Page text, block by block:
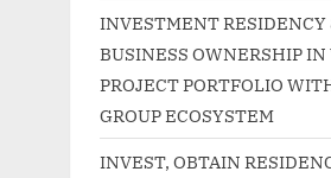
INVESTMENT RESIDENCY
BUSINESS OWNERSHIP
PROJECT PORTFOLIO
GROUP ECOSYSTEM
INVEST, OBTAIN